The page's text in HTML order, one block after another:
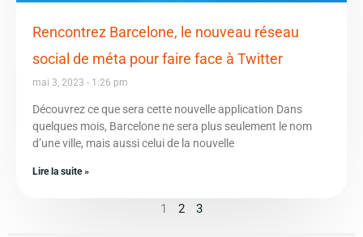
Rencontrez Barcelone, le nouveau réseau
social de méta pour faire face à Twitter
mai 3, 2023 1:26 pm
Découvrez ce que sera cette nouvelle application Dans
quelques mois, Barcelone ne sera plus seulement le nom
d’une ville, mais aussi celui de la nouvelle
Lire la suite »
1 2 3